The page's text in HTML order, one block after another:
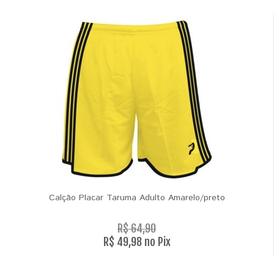
Calção Placar Taruma Adulto Amarelo/preto
R$ 64,90
R$ 49,98 no Pix